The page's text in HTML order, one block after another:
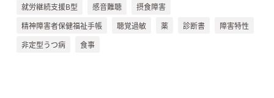
就労継続支援B型
感音難聴
摂食障害
精神障害者保健福祉手帳
聴覚過敏 薬 診断書
障害特性
非定型うつ病
食事